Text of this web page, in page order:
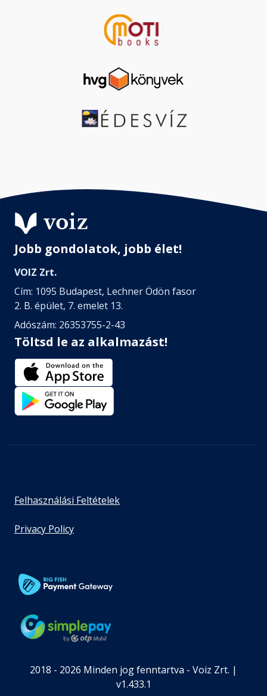
Jobb gondolatok, jobb élet!
VOIZ Zrt.
Cím: 1095 Budapest, Lechner Ödön fasor
2. B. épület, 7. emelet 13.
Adószám: 26353755-2-43
Töltsd le az alkalmazást!
Felhasználási Feltételek
Privacy Policy
2018 - 2026 Minden jog fenntartva - Voiz Zrt. |
v1.433.1